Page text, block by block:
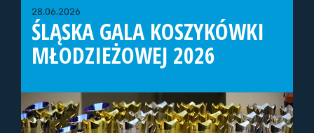
28.06.2026
ŚLĄSKA GALA KOSZYKÓWKI
MŁODZIEŻOWEJ 2026